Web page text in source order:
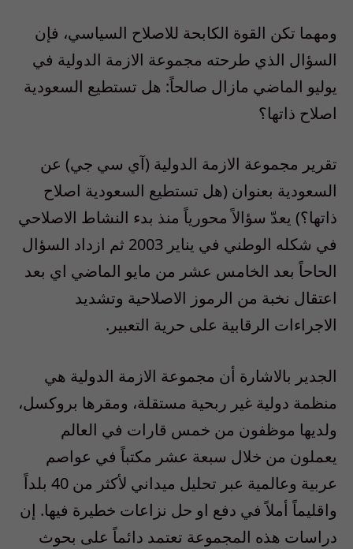
ومهما تكن القوة الكابحة للاصلاح السياسي، فإن
السؤال الذي طرحته مجموعة الازمة الدولية في
يوليو الماضي مازال صالحاً: هل تستطيع السعودية
اصلاح ذاتها؟
تقرير مجموعة الازمة الدولية (آي سي جي) عن
السعودية بعنوان (هل تستطيع السعودية اصلاح
ذاتها؟) يعدّ سؤالاً محورياً منذ بدء النشاط الاصلاحي
في شكله الوطني في يناير 2003 ثم ازداد السؤال
الحاحاً بعد الخامس عشر من مايو الماضي اي بعد
اعتقال نخبة من الرموز الاصلاحية وتشديد
الاجراءات الرقابية على حرية التعبير.
الجدير بالاشارة أن مجموعة الازمة الدولية هي
منظمة دولية غير ربحية مستقلة، ومقرها بروكسل،
ولديها موظفون من خمس قارات في العالم
يعملون من خلال سبعة عشر مكتباً في عواصم
عربية وعالمية عبر تحليل ميداني لأكثر من 40 بلداً
واقليماً أملاً في دفع او حل نزاعات خطيرة فيها. إن
دراسات هذه المجموعة تعتمد دائماً على بحوث